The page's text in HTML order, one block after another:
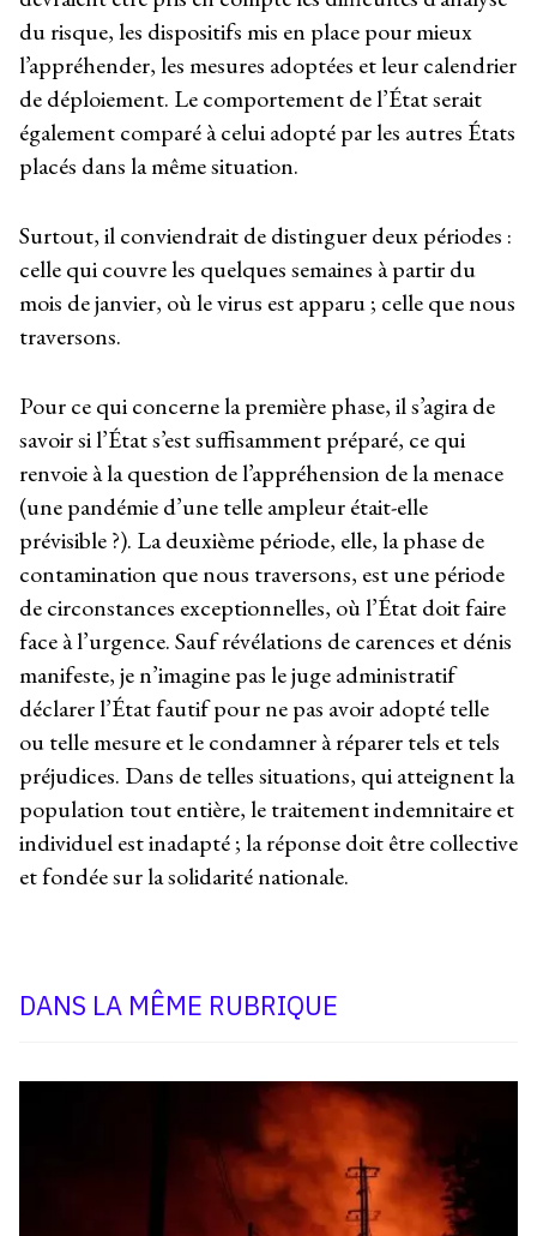
du risque, les dispositifs mis en place pour mieux
l’appréhender, les mesures adoptées et leur calendrier
de déploiement. Le comportement de l’État serait
également comparé à celui adopté par les autres États
placés dans la même situation.
Surtout, il conviendrait de distinguer deux périodes :
celle qui couvre les quelques semaines à partir du
mois de janvier, où le virus est apparu ; celle que nous
traversons.
Pour ce qui concerne la première phase, il s’agira de
savoir si l’État s’est suffisamment préparé, ce qui
renvoie à la question de l’appréhension de la menace
(une pandémie d’une telle ampleur était-elle
prévisible ?). La deuxième période, elle, la phase de
contamination que nous traversons, est une période
de circonstances exceptionnelles, où l’État doit faire
face à l’urgence. Sauf révélations de carences et dénis
manifeste, je n’imagine pas le juge administratif
déclarer l’État fautif pour ne pas avoir adopté telle
ou telle mesure et le condamner à réparer tels et tels
préjudices. Dans de telles situations, qui atteignent la
population tout entière, le traitement indemnitaire et
individuel est inadapté ; la réponse doit être collective
et fondée sur la solidarité nationale.
DANS LA MÊME RUBRIQUE